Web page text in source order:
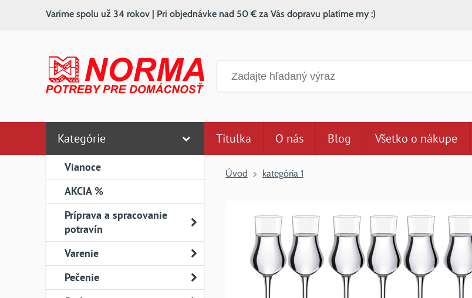
Varíme spolu už 34 rokov | Pri objednávke nad 50 € za Vás dopravu platíme my :)
Kategórie
Vianoce
AKCIA %
Príprava a spracovanie
potravín
Varenie
Pečenie
Titulka O nás Blog Všetko o nákupe
Úvod kategória 1